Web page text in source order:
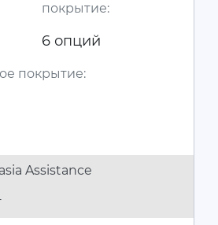
покрытие:
6 опций
покрытие:
Assistance